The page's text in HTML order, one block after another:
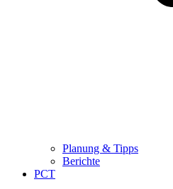
Planung & Tipps
Berichte
PCT